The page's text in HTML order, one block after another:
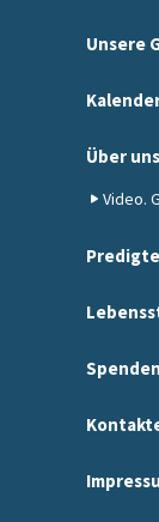
Unsere
Über uns
Video.
Spenden